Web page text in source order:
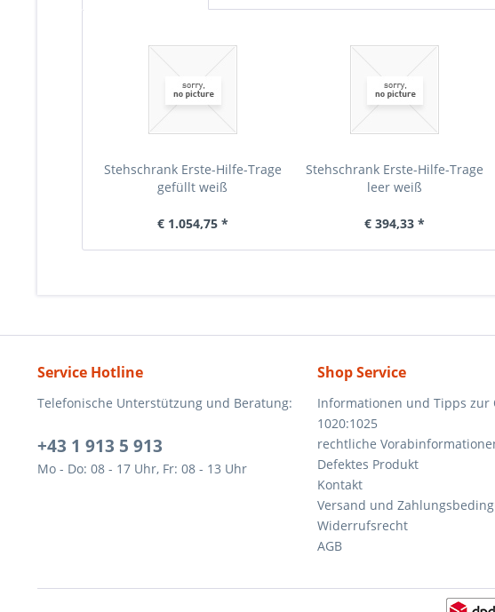
Stehschrank Erste-Hilfe-Trage
gefüllt weiß
€ 1.054,75 *
Stehschrank Erste-Hilfe-Trage
leer weiß
€ 394,33 *
Service Hotline
Telefonische Unterstützung und Beratung:
+43 1 913 5 913
Mo - Do: 08 - 17 Uhr, Fr: 08 - 13 Uhr
Shop Service
Informationen und Tipps zur
1020:1025
rechtliche
Defektes Produkt
Kontakt
Versand und
Widerrufsrecht
AGB